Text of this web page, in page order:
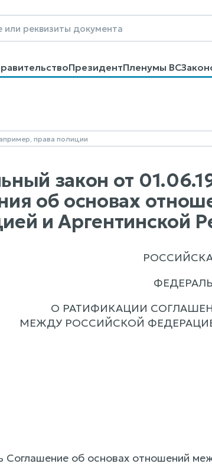
ПрезидентПленумы ВС
КонтактыПомощьПоиск
закон от
об основах
и Аргентинской
О РАТИФИКАЦИИ
МЕЖДУ РОССИЙСКОЙ
Соглашение об основах отношений